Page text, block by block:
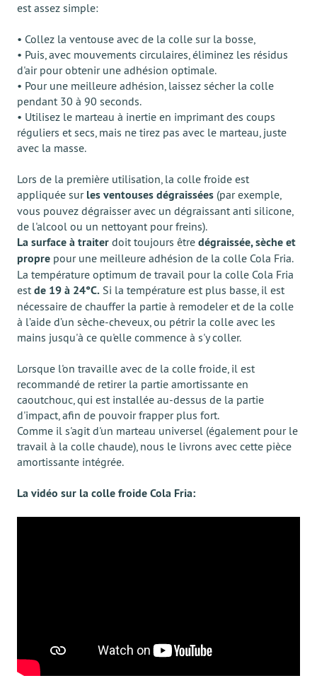
est assez simple:
• Collez la ventouse avec de la colle sur la bosse,
• Puis, avec mouvements circulaires, éliminez les résidus
d'air pour obtenir une adhésion optimale.
• Pour une meilleure adhésion, laissez sécher la colle
pendant 30 à 90 seconds.
• Utilisez le marteau à inertie en imprimant des coups
réguliers et secs, mais ne tirez pas avec le marteau, juste
avec la masse.
Lors de la première utilisation, la colle froide est
appliquée sur les ventouses dégraissées (par exemple,
vous pouvez dégraisser avec un dégraissant anti silicone,
de l'alcool ou un nettoyant pour freins).
La surface à traiter doit toujours être dégraissée, sèche et
propre pour une meilleure adhésion de la colle Cola Fria.
La température optimum de travail pour la colle Cola Fria
est de 19 à 24°C. Si la température est plus basse, il est
nécessaire de chauffer la partie à remodeler et de la colle
à l’aide d’un sèche-cheveux, ou pétrir la colle avec les
mains jusqu'à ce qu'elle commence à s'y coller.
Lorsque l'on travaille avec de la colle froide, il est
recommandé de retirer la partie amortissante en
caoutchouc, qui est installée au-dessus de la partie
d'impact, afin de pouvoir frapper plus fort.
Comme il s'agit d'un marteau universel (également pour le
travail à la colle chaude), nous le livrons avec cette pièce
amortissante intégrée.
La vidéo sur la colle froide Cola Fria: